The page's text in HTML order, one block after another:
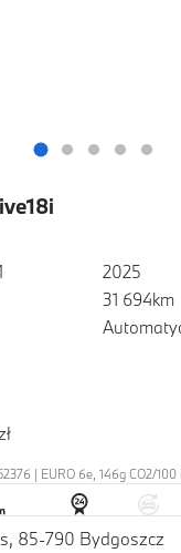
2025
31 694km
| EURO 6e, 146g CO2/
85-790 Bydgoszcz